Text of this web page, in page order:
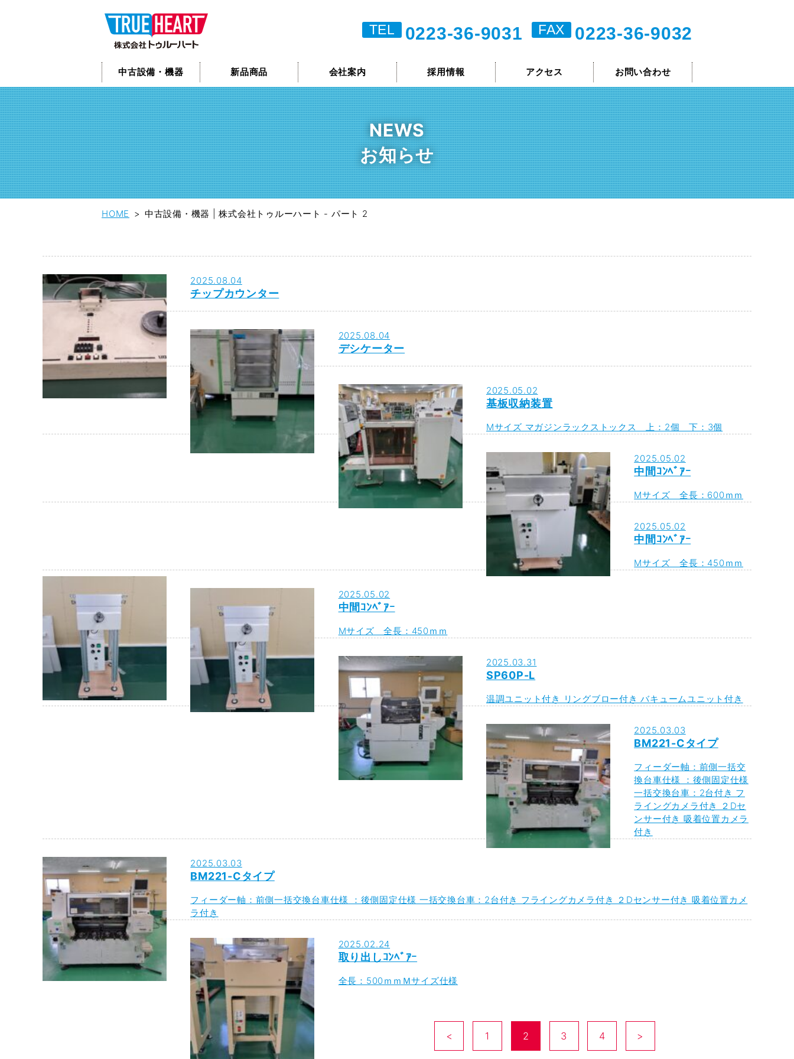
TEL 0223-36-9031 FAX 0223-36-9032
中古設備・機器 新品商品 会社案内 採用情報 アクセス お問い合わせ
NEWS
お知らせ
HOME 中古設備・機器 | 株式会社トゥルーハート - パート 2
2025.08.04
チップカウンター
2025.08.04
デシケーター
2025.05.02
基板収納装置
Mサイズ マガジンラックストックス 上：2個 下：3個
2025.05.02
中間ｺﾝﾍﾞｱｰ
Mサイズ 全長：600ｍｍ
2025.05.02
中間ｺﾝﾍﾞｱｰ
Mサイズ 全長：450ｍｍ
2025.05.02
中間ｺﾝﾍﾞｱｰ
Mサイズ 全長：450ｍｍ
2025.03.31
SP60P-L
温調ユニット付き リングブロー付き バキュームユニット付き
2025.03.03
BM221-Cタイプ
フィーダー軸：前側一括交
換台車仕様 ：後側固定仕様
一括交換台車：2台付き フ
ライングカメラ付き ２Dセ
ンサー付き 吸着位置カメラ
付き
2025.03.03
BM221-Cタイプ
フィーダー軸：前側一括交換台車仕様 ：後側固定仕様 一括交換台車：2台付き フライングカメラ付き ２Dセンサー付き 吸着位置カメ
ラ付き
2025.02.24
取り出しｺﾝﾍﾞｱｰ
全長：500ｍｍＭサイズ仕様
< 1 2 3 4 >